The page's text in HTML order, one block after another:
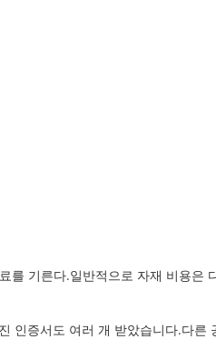
를 기른다.일반적으로 자재 비용은
인증서도 여러 개 받았습니다.다